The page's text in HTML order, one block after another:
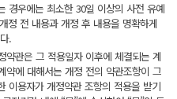
경우에는 최소한 30일 이상의 사전 유예
정 전 내용과 개정 후 내용을 명확하게
.
관은 그 적용일자 이후에 체결되는 계
약에 대해서는 개정 전의 약관조항이 그
이용자가 개정약관 조항의 적용을 받기